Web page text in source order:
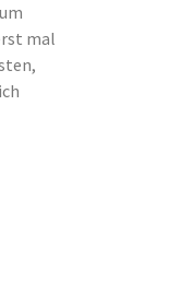
mal